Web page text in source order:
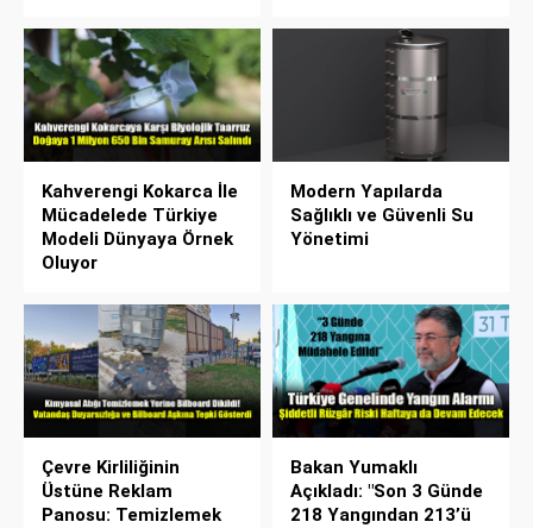
Kahverengi Kokarca İle
Mücadelede Türkiye
Modeli Dünyaya Örnek
Oluyor
Modern Yapılarda
Sağlıklı ve Güvenli Su
Yönetimi
Çevre Kirliliğinin
Üstüne Reklam
Panosu: Temizlemek
Bakan Yumaklı
Açıkladı: "Son 3 Günde
218 Yangından 213’ü